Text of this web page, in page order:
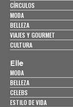
CÍRCULOS
MODA
BELLEZA
VIAJES Y GOURMET
CULTURA
Elle
MODA
BELLEZA
CELEBS
ESTILO DE VIDA